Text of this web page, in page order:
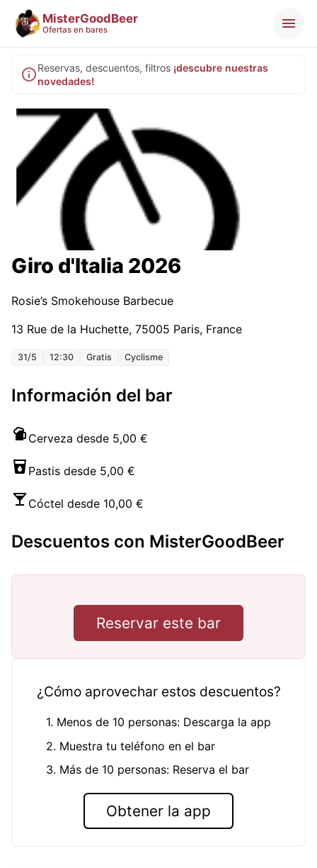
MisterGoodBeer
Ofertas en bares
Reservas, descuentos, filtros ¡descubre nuestras
novedades!
Giro d'Italia 2026
Rosie’s Smokehouse Barbecue
13 Rue de la Huchette, 75005 Paris, France
31/5 12:30 Gratis Cyclisme
Información del bar
Cerveza desde 5,00 €
Pastis desde 5,00 €
Cóctel desde 10,00 €
Descuentos con MisterGoodBeer
Reservar este bar
¿Cómo aprovechar estos descuentos?
1. Menos de 10 personas: Descarga la app
2. Muestra tu teléfono en el bar
3. Más de 10 personas: Reserva el bar
Obtener la app